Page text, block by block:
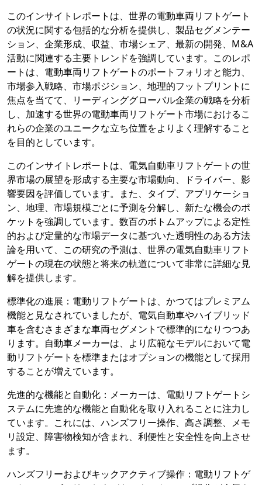
このインサイトレポートは、世界の電動車両リフトゲート
の状況に関する包括的な分析を提供し、製品セグメンテー
ション、企業形成、収益、市場シェア、最新の開発、M&A
活動に関連する主要トレンドを強調しています。このレポ
ートは、電動車両リフトゲートのポートフォリオと能力、
市場参入戦略、市場ポジション、地理的フットプリントに
焦点を当てて、リーディンググローバル企業の戦略を分析
し、加速する世界の電動車両リフトゲート市場におけるこ
れらの企業のユニークな立ち位置をよりよく理解すること
を目的としています。
このインサイトレポートは、電気自動車リフトゲートの世
界市場の展望を形成する主要な市場動向、ドライバー、影
響要因を評価しています。また、タイプ、アプリケーショ
ン、地理、市場規模ごとに予測を分解し、新たな機会のポ
ケットを強調しています。数百のボトムアップによる定性
的および定量的な市場データに基づいた透明性のある方法
論を用いて、この研究の予測は、世界の電気自動車リフト
ゲートの現在の状態と将来の軌道について非常に詳細な見
解を提供します。
標準化の進展：電動リフトゲートは、かつてはプレミアム
機能と見なされていましたが、電気自動車やハイブリッド
車を含むさまざまな車両セグメントで標準的になりつつあ
ります。自動車メーカーは、より広範なモデルにおいて電
動リフトゲートを標準またはオプションの機能として採用
することが増えています。
先進的な機能と自動化：メーカーは、電動リフトゲートシ
ステムに先進的な機能と自動化を取り入れることに注力し
ています。これには、ハンズフリー操作、高さ調整、メモ
リ設定、障害物検知が含まれ、利便性と安全性を向上させ
ます。
ハンズフリーおよびキックアクティブ操作：電動リフトゲ